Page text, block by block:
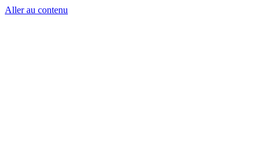
Aller au contenu